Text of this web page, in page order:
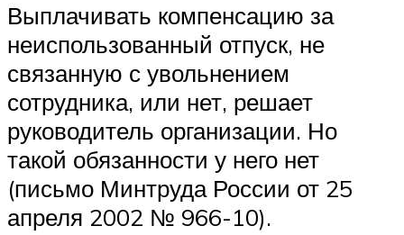
Выплачивать компенсацию за
неиспользованный отпуск, не
связанную с увольнением
сотрудника, или нет, решает
руководитель организации. Но
такой обязанности у него нет
(письмо Минтруда России от 25
апреля 2002 № 966-10).